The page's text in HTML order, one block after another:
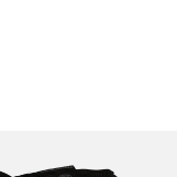
du handlar i vår
mer påwww.vfo.se